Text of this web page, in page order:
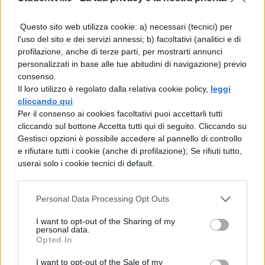
Questo sito web utilizza cookie: a) necessari (tecnici) per
l'uso del sito e dei servizi annessi; b) facoltativi (analitici e di
profilazione, anche di terze parti, per mostrarti annunci
personalizzati in base alle tue abitudini di navigazione) previo
consenso.
Il loro utilizzo è regolato dalla relativa cookie policy, leggi
cliccando qui
Per il consenso ai cookies facoltativi puoi accettarli tutti
cliccando sul bottone Accetta tutti qui di seguito. Cliccando su
Gestisci opzioni è possibile accedere al pannello di controllo
e rifiutare tutti i cookie (anche di profilazione); Se rifiuti tutto,
userai solo i cookie tecnici di default.
Personal Data Processing Opt Outs
I want to opt-out of the Sharing of my
personal data.
Opted In
I want to opt-out of the Sale of my
dismisura la possibilità di risposta alla
propria mail. Qual è? Partiamo dallo studio
effettuato dal team della app Boomerang
specializzata nell'aumento della produttività.
Secondo le statistiche consultate su 350mila
mail studiate, è stato appurato che vi erano
sette formule di commiato particolarmente
usate, ovvero “grazie”, “saluti”, “i miei migliori
auguri”, “cordiali saluti”, “grazie in anticipo” e
così via. Con queste formule il tasso di
risposta si alzava fino fino al 47,5%, ma per
aumentare ulteriormente le possibilità gli
esperti consigliano di concentrarsi su alcune